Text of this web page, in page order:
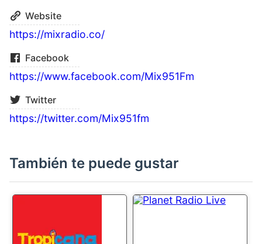
Website
https://mixradio.co/
Facebook
https://www.facebook.com/Mix951Fm
Twitter
https://twitter.com/Mix951fm
También te puede gustar